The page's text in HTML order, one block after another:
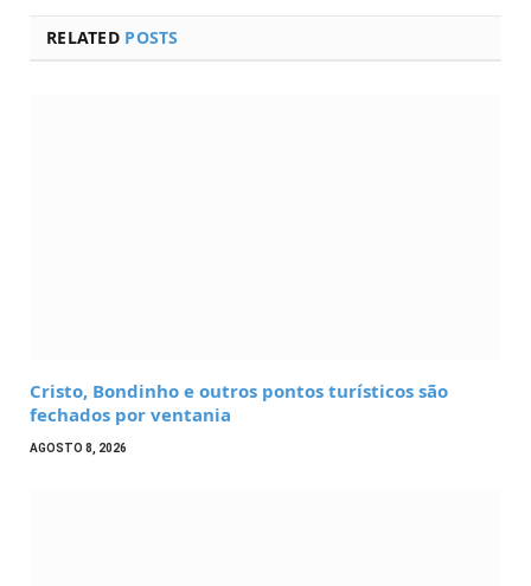
RELATED POSTS
Cristo, Bondinho e outros pontos turísticos são
fechados por ventania
AGOSTO 8, 2026